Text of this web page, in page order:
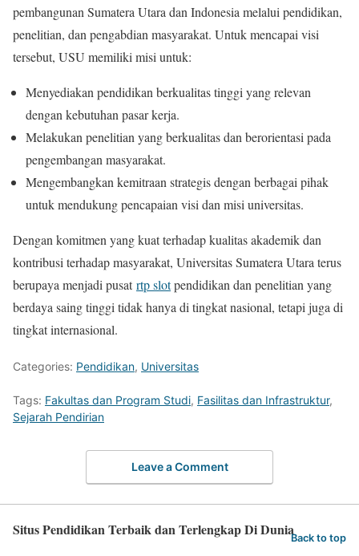
pembangunan Sumatera Utara dan Indonesia melalui pendidikan,
penelitian, dan pengabdian masyarakat. Untuk mencapai visi
tersebut, USU memiliki misi untuk:
Menyediakan pendidikan berkualitas tinggi yang relevan
dengan kebutuhan pasar kerja.
Melakukan penelitian yang berkualitas dan berorientasi pada
pengembangan masyarakat.
Mengembangkan kemitraan strategis dengan berbagai pihak
untuk mendukung pencapaian visi dan misi universitas.
Dengan komitmen yang kuat terhadap kualitas akademik dan
kontribusi terhadap masyarakat, Universitas Sumatera Utara terus
berupaya menjadi pusatrtp slotpendidikan dan penelitian yang
berdaya saing tinggi tidak hanya di tingkat nasional, tetapi juga di
tingkat internasional.
Categories: Pendidikan, Universitas
Tags: Fakultas dan Program Studi, Fasilitas dan Infrastruktur,
Sejarah Pendirian
Leave a Comment
Situs Pendidikan Terbaik dan Terlengkap Di DuniaBack to top